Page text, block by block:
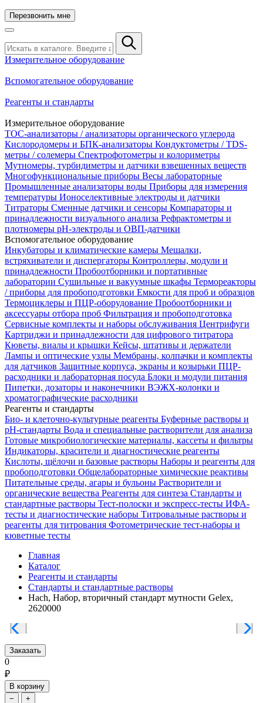
Перезвонить мне
Измерительное оборудование
Вспомогательное оборудование
Реагенты и стандарты
Измерительное оборудование
TOC-анализаторы / анализаторы органического углерода
Кислородомеры и БПК-анализаторы Кондуктометры / TDS-
метры / солемеры Спектрофотометры и колориметры
Мутномеры, турбидиметры и датчики взвешенных веществ
Многофункциональные приборы Весы лабораторные
Промышленные анализаторы воды Приборы для измерения
температуры Ионоселективные электроды и датчики
Титраторы Сменные датчики и сенсоры Компараторы и
принадлежности визуального анализа Рефрактометры и
плотномеры pH-электроды и ОВП-датчики
Вспомогательное оборудование
Инкубаторы и климатические камеры Мешалки,
встряхиватели и диспергаторы Контроллеры, модули и
принадлежности Пробоотборники и портативные
лаборатории Сушильные и вакуумные шкафы Термореакторы
/ приборы для пробоподготовки Емкости для проб и образцов
Термоциклеры и ПЦР-оборудование Пробоотборники и
аксессуары отбора проб Фильтрация и пробоподготовка
Сервисные комплекты и наборы обслуживания Центрифуги
Картриджи и принадлежности для цифрового титратора
Кюветы, виалы и крышки Кейсы, штативы и держатели
Лампы и оптические узлы Мембраны, колпачки и комплекты
для датчиков Защитные корпуса, экраны и козырьки ПЦР-
расходники и лабораторная посуда Блоки и модули питания
Пипетки, дозаторы и наконечники ВЭЖХ-колонки и
хроматографические расходники
Реагенты и стандарты
Био- и клеточно-культурные реагенты Буферные растворы и
pH-стандарты Вода и специальные растворители для анализа
Готовые микробиологические материалы, кассеты и фильтры
Индикаторы, красители и диагностические реагенты
Кислоты, щёлочи и базовые растворы Наборы и реагенты для
пробоподготовки Общелабораторные химические реактивы
Питательные среды, агары и бульоны Растворители и
органические вещества Реагенты для синтеза Стандарты и
стандартные растворы Тест-полоски и экспресс-тесты ИФА-
тесты и диагностические наборы Титровальные растворы и
реагенты для титрования Фотометрические тест-наборы и
кюветные тесты
Главная
Каталог
Реагенты и стандарты
Стандарты и стандартные растворы
Hach, Набор, вторичный стандарт мутности Gelex,
2620000
Заказать
0
₽
В корзину
−
+